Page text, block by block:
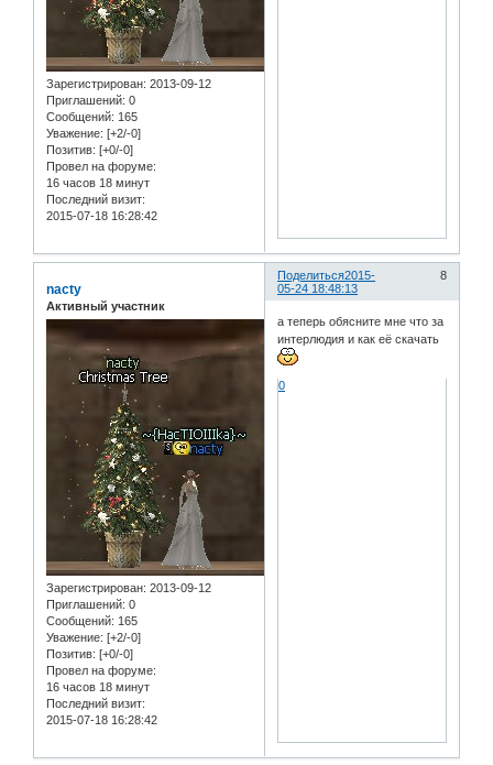
Зарегистрирован: 2013-09-12
Приглашений: 0
Сообщений: 165
Уважение: [+2/-0]
Позитив: [+0/-0]
Провел на форуме:
16 часов 18 минут
Последний визит:
2015-07-18 16:28:42
Поделиться 8
2015-
05-24 18:48:13
nacty
Активный участник
Зарегистрирован: 2013-09-12
Приглашений: 0
Сообщений: 165
Уважение: [+2/-0]
Позитив: [+0/-0]
Провел на форуме:
16 часов 18 минут
Последний визит:
2015-07-18 16:28:42
а теперь обясните мне что за
интерлюдия и как её скачать
0